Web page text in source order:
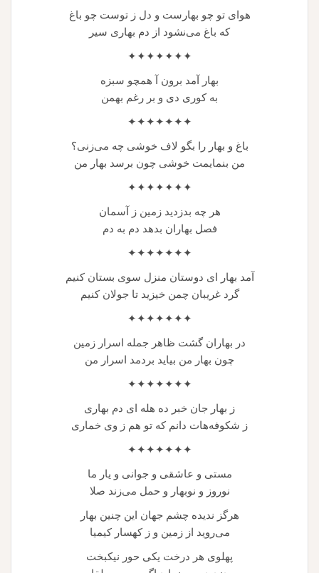
هوای تو چو بهارست و دل ز توست چو باغ
که باغ می‌نشود از دم بهاری سیر
✦✦✦✦✦✦✦
بهار آمد برون آ همچو سبزه
به کوری دی و بر رغم بهمن
✦✦✦✦✦✦✦
باغ و بهار را بگو لاف خوشی چه می‌زنی؟
من بنمایمت خوشی چون برسد بهار من
✦✦✦✦✦✦✦
هر چه بدزدید زمین ز آسمان
فصل بهاران بدهد دم به دم
✦✦✦✦✦✦✦
آمد بهار ای دوستان منزل سوی بستان کنیم
گرد غریبان چمن خیزید تا جولان کنیم
✦✦✦✦✦✦✦
در بهاران گشت ظاهر جمله اسرار زمین
چون بهار من بیاید بردمد اسرار من
✦✦✦✦✦✦✦
ز بهار جان خبر ده هله ای دم بهاری
ز شکوفه‌هات دانم که تو هم ز وی خماری
✦✦✦✦✦✦✦
مستی و عاشقی و جوانی و یار ما
نوروز و نوبهار و حمل می‌زند صلا
هرگز ندیده چشم جهان این چنین بهار
می‌روید از زمین و ز کهسار کیمیا
پهلوی هر درخت یکی حور نیکبخت